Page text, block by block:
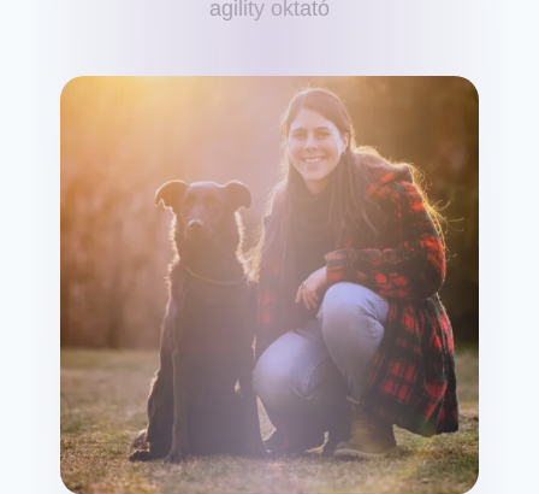
agility oktató